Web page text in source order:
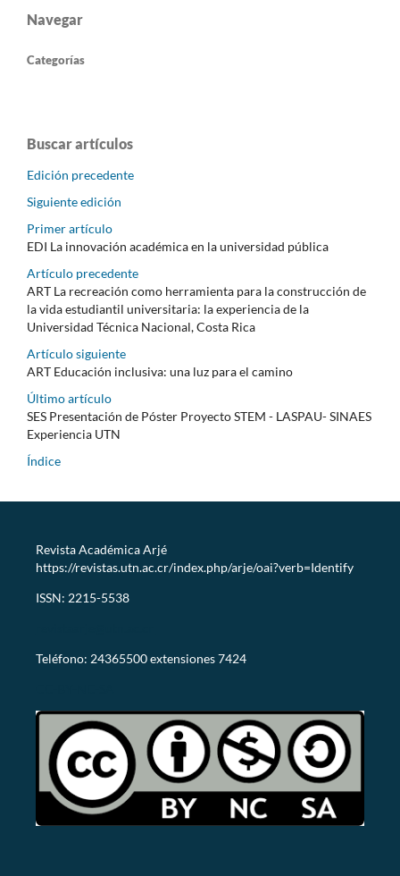
Navegar
Categorías
Buscar artículos
Edición precedente
Siguiente edición
Primer artículo
EDI La innovación académica en la universidad pública
Artículo precedente
ART La recreación como herramienta para la construcción de
la vida estudiantil universitaria: la experiencia de la
Universidad Técnica Nacional, Costa Rica
Artículo siguiente
ART Educación inclusiva: una luz para el camino
Último artículo
SES Presentación de Póster Proyecto STEM - LASPAU- SINAES
Experiencia UTN
Índice
Revista Académica Arjé
https://revistas.utn.ac.cr/index.php/arje/oai?verb=Identify
ISSN: 2215-5538
Teléfono: 24365500 extensiones 7424